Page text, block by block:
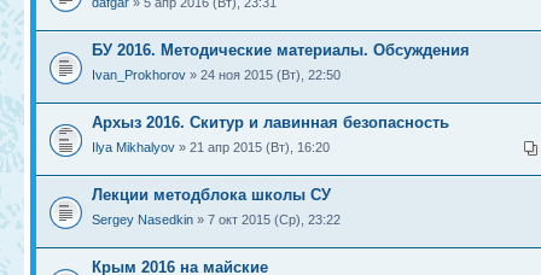
БУ 2016. Методические материалы. Обсуждения
Ivan_Prokhorov » 24 ноя 2015 (Вт), 22:50
Архыз 2016. Скитур и лавинная безопасность
Ilya Mikhalyov » 21 апр 2015 (Вт), 16:20
Лекции методблока школы СУ
Sergey Nasedkin » 7 окт 2015 (Ср), 23:22
Крым 2016 на майские